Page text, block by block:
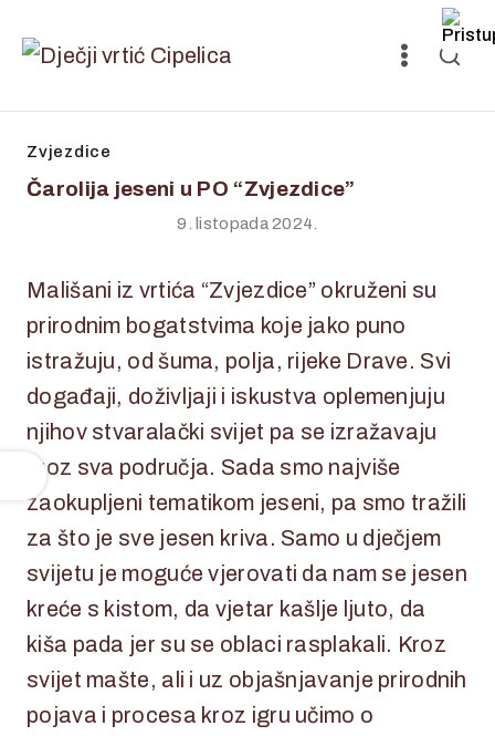
Zvjezdice
Čarolija jeseni u PO “Zvjezdice”
9. listopada 2024.
Mališani iz vrtića “Zvjezdice” okruženi su
prirodnim bogatstvima koje jako puno
istražuju, od šuma, polja, rijeke Drave. Svi
događaji, doživljaji i iskustva oplemenjuju
njihov stvaralački svijet pa se izražavaju
kroz sva područja. Sada smo najviše
zaokupljeni tematikom jeseni, pa smo tražili
za što je sve jesen kriva. Samo u dječjem
svijetu je moguće vjerovati da nam se jesen
kreće s kistom, da vjetar kašlje ljuto, da
kiša pada jer su se oblaci rasplakali. Kroz
svijet mašte, ali i uz objašnjavanje prirodnih
pojava i procesa kroz igru učimo o